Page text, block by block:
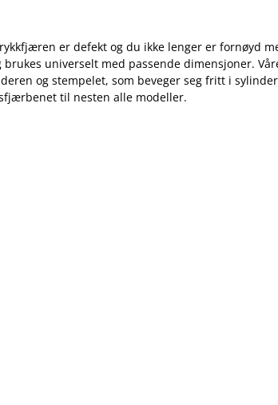
er defekt og du ikke lenger er fornøyd
universelt med passende dimensjoner.
og stempelet, som beveger seg fritt i
til nesten alle modeller.